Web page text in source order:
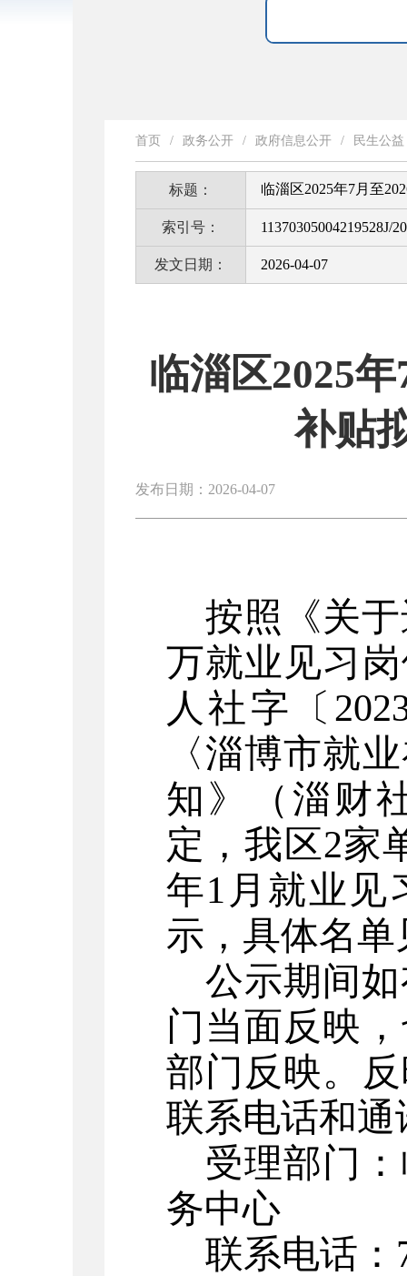
首页 / 政务公开 / 政府信息公开 / 民生公益
标题： 临淄区2025年7月至
索引号： 11370305004219528J/
发文日期： 2026-04-07
临淄区2025
补贴
发布日期：2026-04-07
按照《关
万就业见习
人社字 〔 20
〈淄博市就
知》（淄财
定，我区2家
年1 月 就业见
示，具体名单
公示期间
门当面反映
部门反映。
联系电话和通
受理部门
务中心
联系电话：